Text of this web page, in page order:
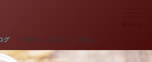
グ > 蜂蜜じゃ足りなくなる前に。